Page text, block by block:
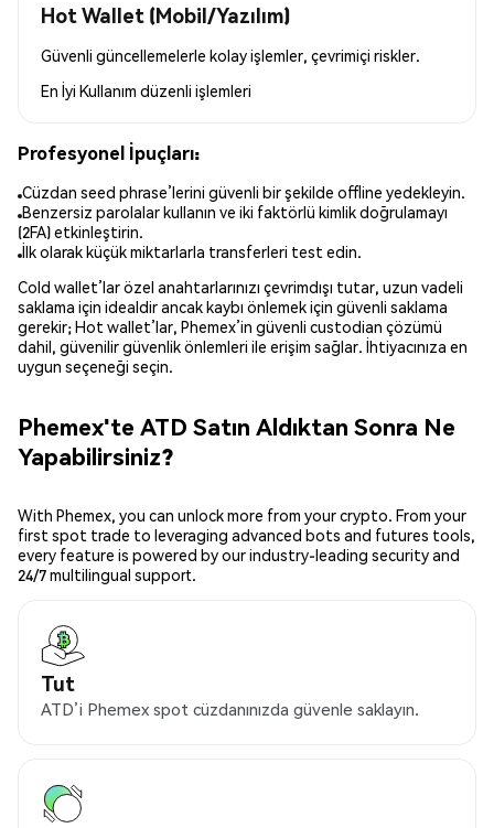
Hot Wallet (Mobil/Yazılım)
Güvenli güncellemelerle kolay işlemler, çevrimiçi riskler.
En İyi Kullanım düzenli işlemleri
Profesyonel İpuçları:
Cüzdan seed phrase’lerini güvenli bir şekilde offline yedekleyin.
Benzersiz parolalar kullanın ve iki faktörlü kimlik doğrulamayı
(2FA) etkinleştirin.
İlk olarak küçük miktarlarla transferleri test edin.
Cold wallet’lar özel anahtarlarınızı çevrimdışı tutar, uzun vadeli
saklama için idealdir ancak kaybı önlemek için güvenli saklama
gerekir; Hot wallet’lar, Phemex’in güvenli custodian çözümü
dahil, güvenilir güvenlik önlemleri ile erişim sağlar. İhtiyacınıza en
uygun seçeneği seçin.
Phemex'te ATD Satın Aldıktan Sonra Ne
Yapabilirsiniz?
With Phemex, you can unlock more from your crypto. From your
first spot trade to leveraging advanced bots and futures tools,
every feature is powered by our industry-leading security and
24/7 multilingual support.
Tut
ATD’i Phemex spot cüzdanınızda güvenle saklayın.